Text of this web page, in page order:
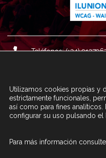
Teléfonos: (+34)
Correo :
Utilizamos cookies propias y
estrictamente funcionales,
así como para fines
configurar su uso pulsando el
Para más información